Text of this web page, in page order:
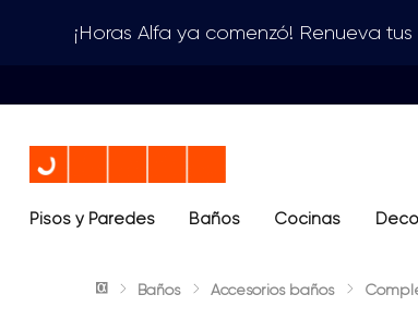
¡Horas Alfa ya comenzó! Renueva tus
Términos más
2. sanitario
Pisos y Paredes Baños Cocinas
Baños Accesorios baños